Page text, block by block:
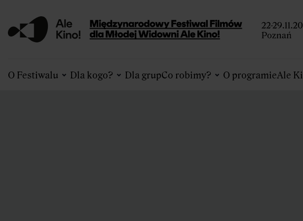
O Festiwalu Dla kogo? Dla grupCo robimy? O programieAle